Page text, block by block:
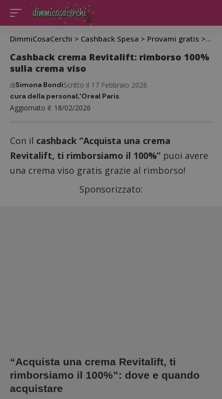
DimmiCosaCerchi > Cashback Spesa > Provami gratis >
Cashback crema Revitalift: rimborso 100%
sulla crema viso
Aggiornato il: 18/02/2026
diSimona BondiScritto il 17 Febbraio 2026
cura della personaL'Oreal Paris
Con il cashback “Acquista una crema
Revitalift, ti rimborsiamo il 100%” puoi avere
una crema viso gratis grazie al rimborso!
Sponsorizzato:
“Acquista una crema Revitalift, ti
rimborsiamo il 100%”: dove e quando
acquistare